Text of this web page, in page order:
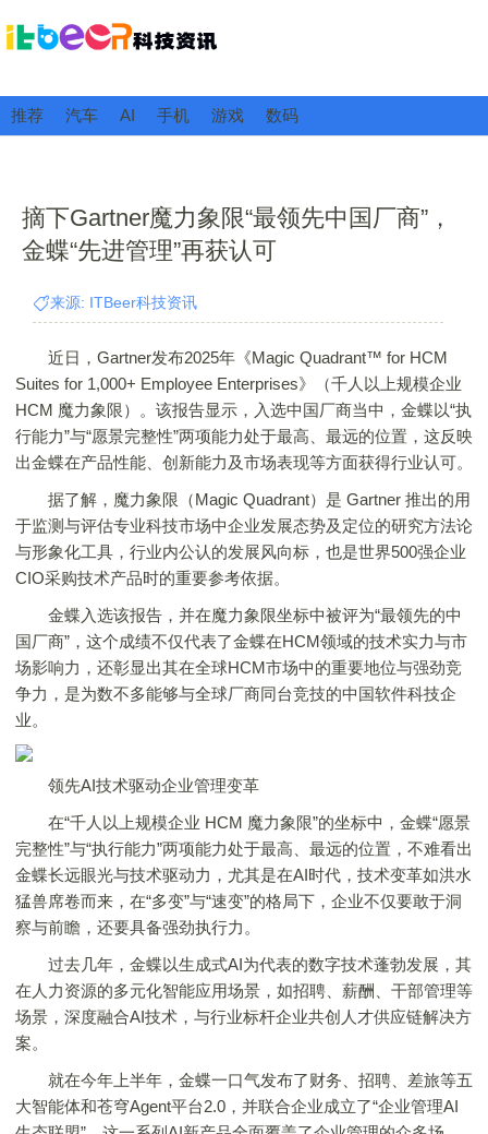
推荐 汽车 AI 手机 游戏 数码
摘下Gartner魔力象限“最领先中国厂商”，
金蝶“先进管理”再获认可
来源: ITBeer科技资讯
近日，Gartner发布2025年《Magic Quadrant™ for HCM
Suites for 1,000+ Employee Enterprises》（千人以上规模企业
HCM 魔力象限）。该报告显示，入选中国厂商当中，金蝶以“执
行能力”与“愿景完整性”两项能力处于最高、最远的位置，这反映
出金蝶在产品性能、创新能力及市场表现等方面获得行业认可。
据了解，魔力象限（Magic Quadrant）是 Gartner 推出的用
于监测与评估专业科技市场中企业发展态势及定位的研究方法论
与形象化工具，行业内公认的发展风向标，也是世界500强企业
CIO采购技术产品时的重要参考依据。
金蝶入选该报告，并在魔力象限坐标中被评为“最领先的中
国厂商”，这个成绩不仅代表了金蝶在HCM领域的技术实力与市
场影响力，还彰显出其在全球HCM市场中的重要地位与强劲竞
争力，是为数不多能够与全球厂商同台竞技的中国软件科技企
业。
领先AI技术驱动企业管理变革
在“千人以上规模企业 HCM 魔力象限”的坐标中，金蝶“愿景
完整性”与“执行能力”两项能力处于最高、最远的位置，不难看出
金蝶长远眼光与技术驱动力，尤其是在AI时代，技术变革如洪水
猛兽席卷而来，在“多变”与“速变”的格局下，企业不仅要敢于洞
察与前瞻，还要具备强劲执行力。
过去几年，金蝶以生成式AI为代表的数字技术蓬勃发展，其
在人力资源的多元化智能应用场景，如招聘、薪酬、干部管理等
场景，深度融合AI技术，与行业标杆企业共创人才供应链解决方
案。
就在今年上半年，金蝶一口气发布了财务、招聘、差旅等五
大智能体和苍穹Agent平台2.0，并联合企业成立了“企业管理AI